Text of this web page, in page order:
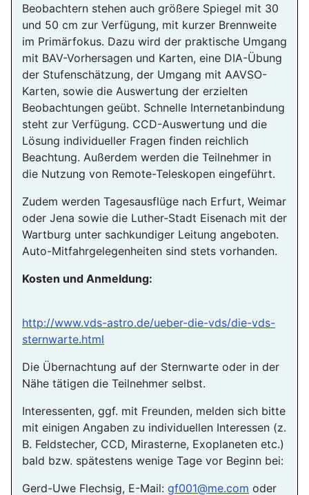
Beobachtern stehen auch größere Spiegel mit 30
und 50 cm zur Verfügung, mit kurzer Brennweite
im Primärfokus. Dazu wird der praktische Umgang
mit BAV-Vorhersagen und Karten, eine DIA-Übung
der Stufenschätzung, der Umgang mit AAVSO-
Karten, sowie die Auswertung der erzielten
Beobachtungen geübt. Schnelle Internetanbindung
steht zur Verfügung. CCD-Auswertung und die
Lösung individueller Fragen finden reichlich
Beachtung. Außerdem werden die Teilnehmer in
die Nutzung von Remote-Teleskopen eingeführt.
Zudem werden Tagesausflüge nach Erfurt, Weimar
oder Jena sowie die Luther-Stadt Eisenach mit der
Wartburg unter sachkundiger Leitung angeboten.
Auto-Mitfahrgelegenheiten sind stets vorhanden.
Kosten und Anmeldung:
http://www.vds-astro.de/ueber-die-vds/die-vds-
sternwarte.html
Die Übernachtung auf der Sternwarte oder in der
Nähe tätigen die Teilnehmer selbst.
Interessenten, ggf. mit Freunden, melden sich bitte
mit einigen Angaben zu individuellen Interessen (z.
B. Feldstecher, CCD, Mirasterne, Exoplaneten etc.)
bald bzw. spätestens wenige Tage vor Beginn bei:
Gerd-Uwe Flechsig, E-Mail: gf001@me.com oder